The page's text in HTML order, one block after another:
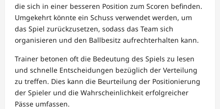
die sich in einer besseren Position zum Scoren befinden.
Umgekehrt könnte ein Schuss verwendet werden, um
das Spiel zurückzusetzen, sodass das Team sich
organisieren und den Ballbesitz aufrechterhalten kann.
Trainer betonen oft die Bedeutung des Spiels zu lesen
und schnelle Entscheidungen bezüglich der Verteilung
zu treffen. Dies kann die Beurteilung der Positionierung
der Spieler und die Wahrscheinlichkeit erfolgreicher
Pässe umfassen.